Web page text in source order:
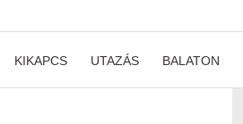
KIKAPCS UTAZÁS BALATON